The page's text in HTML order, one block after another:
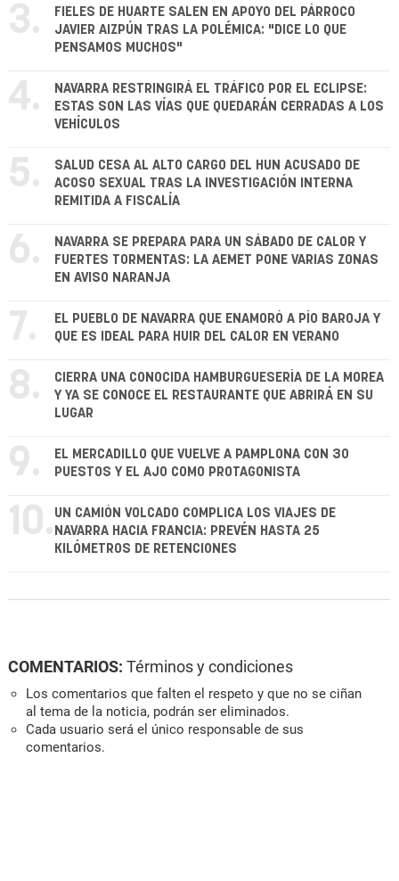
3.
FIELES DE HUARTE SALEN EN APOYO DEL PÁRROCO
JAVIER AIZPÚN TRAS LA POLÉMICA: "DICE LO QUE
PENSAMOS MUCHOS"
4.
NAVARRA RESTRINGIRÁ EL TRÁFICO POR EL ECLIPSE:
ESTAS SON LAS VÍAS QUE QUEDARÁN CERRADAS A LOS
VEHÍCULOS
5.
SALUD CESA AL ALTO CARGO DEL HUN ACUSADO DE
ACOSO SEXUAL TRAS LA INVESTIGACIÓN INTERNA
REMITIDA A FISCALÍA
6.
NAVARRA SE PREPARA PARA UN SÁBADO DE CALOR Y
FUERTES TORMENTAS: LA AEMET PONE VARIAS ZONAS
EN AVISO NARANJA
7.
EL PUEBLO DE NAVARRA QUE ENAMORÓ A PÍO BAROJA Y
QUE ES IDEAL PARA HUIR DEL CALOR EN VERANO
8.
CIERRA UNA CONOCIDA HAMBURGUESERÍA DE LA MOREA
Y YA SE CONOCE EL RESTAURANTE QUE ABRIRÁ EN SU
LUGAR
9.
EL MERCADILLO QUE VUELVE A PAMPLONA CON 30
PUESTOS Y EL AJO COMO PROTAGONISTA
10. UN CAMIÓN VOLCADO COMPLICA LOS VIAJES DE
NAVARRA HACIA FRANCIA: PREVÉN HASTA 25
KILÓMETROS DE RETENCIONES
COMENTARIOS: Términos y condiciones
Los comentarios que falten el respeto y que no se ciñan
al tema de la noticia, podrán ser eliminados.
Cada usuario será el único responsable de sus
comentarios.